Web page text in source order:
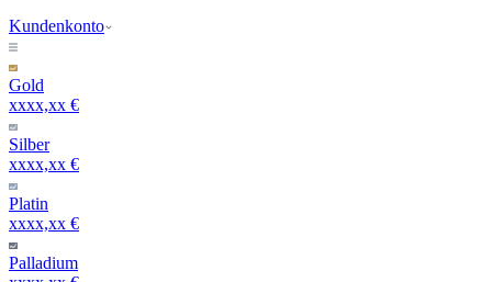
Kundenkonto
Gold
xxxx,xx €
Silber
xxxx,xx €
Platin
xxxx,xx €
Palladium